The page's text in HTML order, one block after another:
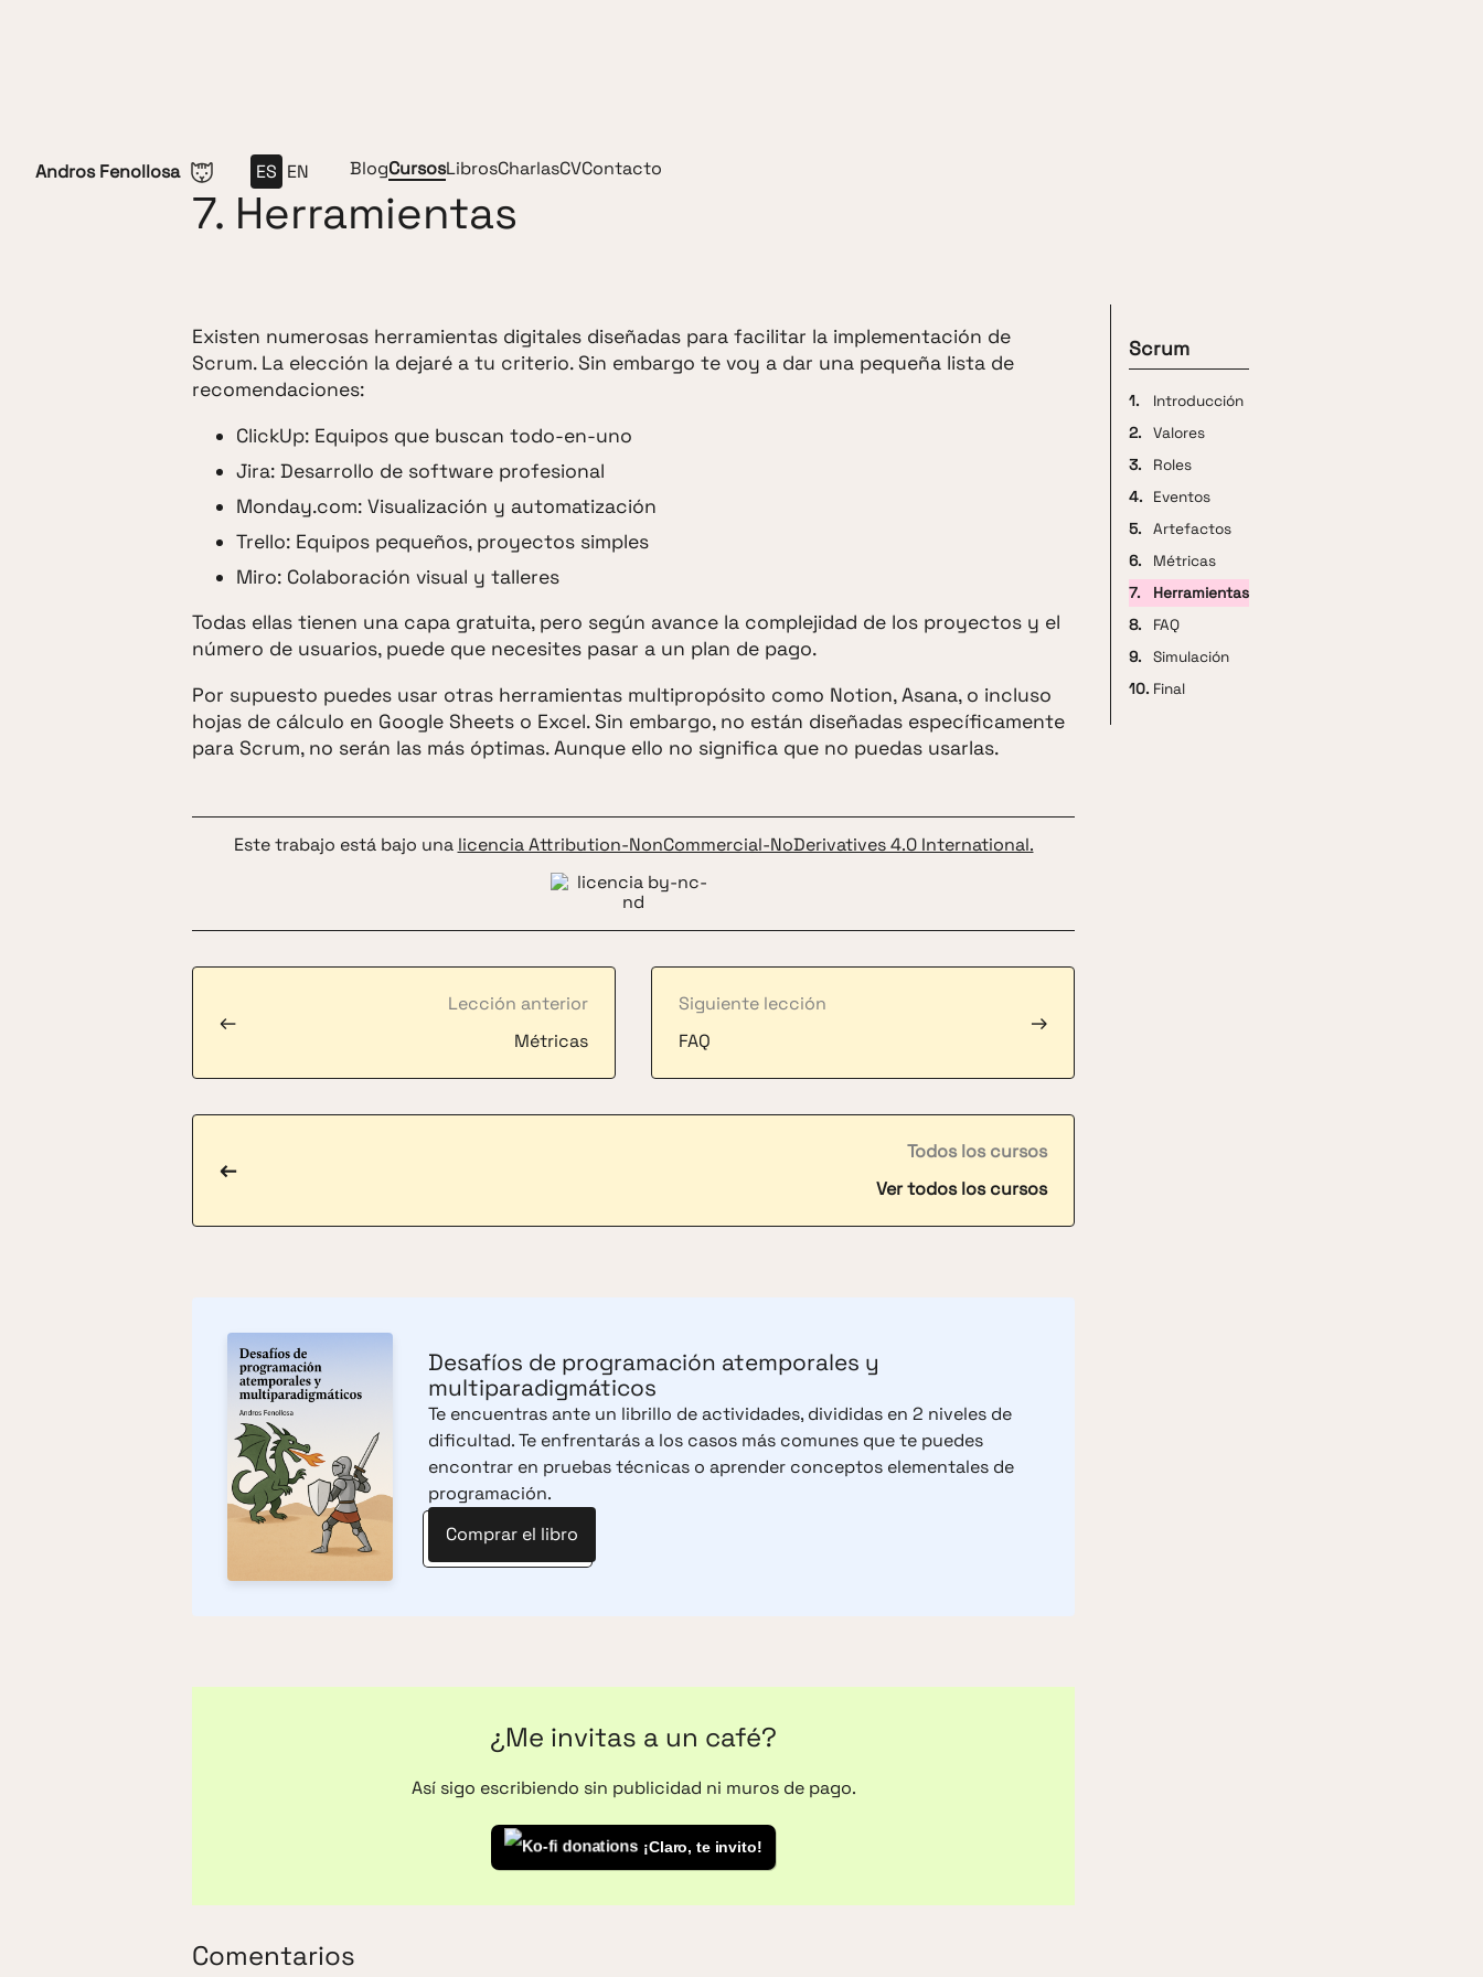
Saltar al contenido
Andros Fenollosa ES EN BlogCursosLibrosCharlasCVContacto
7. Herramientas
Existen numerosas herramientas digitales diseñadas para facilitar la implementación de
Scrum. La elección la dejaré a tu criterio. Sin embargo te voy a dar una pequeña lista de
recomendaciones:
ClickUp: Equipos que buscan todo-en-uno
Jira: Desarrollo de software profesional
Monday.com: Visualización y automatización
Trello: Equipos pequeños, proyectos simples
Miro: Colaboración visual y talleres
Todas ellas tienen una capa gratuita, pero según avance la complejidad de los proyectos y el
número de usuarios, puede que necesites pasar a un plan de pago.
Por supuesto puedes usar otras herramientas multipropósito como Notion, Asana, o incluso
hojas de cálculo en Google Sheets o Excel. Sin embargo, no están diseñadas específicamente
para Scrum, no serán las más óptimas. Aunque ello no significa que no puedas usarlas.
Scrum
1.
Introducción
2.
Valores
3.
Roles
4.
Eventos
5.
Artefactos
6.
Métricas
7.
Herramientas
8.
FAQ
9.
Simulación
10. Final
Este trabajo está bajo una licencia Attribution-NonCommercial-NoDerivatives 4.0 International.
Lección anterior
Métricas
←
Siguiente lección
FAQ
→
Todos los cursos
Ver todos los cursos
←
Desafíos de programación atemporales y
multiparadigmáticos
Te encuentras ante un librillo de actividades, divididas en 2 niveles de
dificultad. Te enfrentarás a los casos más comunes que te puedes
encontrar en pruebas técnicas o aprender conceptos elementales de
programación.
Comprar el libro
¿Me invitas a un café?
Así sigo escribiendo sin publicidad ni muros de pago.
¡Claro, te invito!
Comentarios